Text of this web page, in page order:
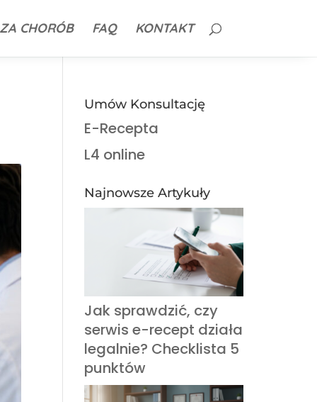
CHORÓB FAQ KONTAKT
Umów Konsultację
E-Recepta
L4 online
Najnowsze Artykuły
Jak sprawdzić, czy
serwis e-recept działa
legalnie? Checklista 5
punktów